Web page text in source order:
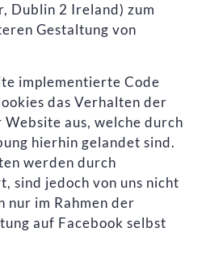
Dublin 2 Ireland) zum
Gestaltung von
implementierte Code
das Verhalten der
Website aus, welche durch
hierhin gelandet sind.
werden durch
sind jedoch von uns nicht
nur im Rahmen der
auf Facebook selbst